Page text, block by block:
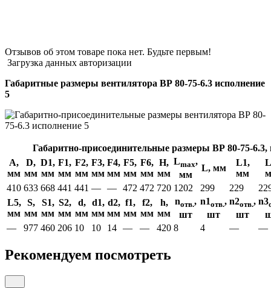
Отзывов об этом товаре пока нет. Будьте первым!
Загрузка данных авторизации
Габаритные размеры вентилятора ВР 80-75-6.3 исполнение
5
Габаритно-присоединительные размеры ВР 80-75-6.3,
А,
мм
D,
мм
D1,
мм
F1,
мм
F2,
мм
F3,
мм
F4,
мм
F5,
мм
F6,
мм
H,
мм
Lmax,
мм
L, мм
L1,
мм
410 633 668 441 441 — — 472 472 720 1202 299 229
L5,
мм
S,
мм
S1,
мм
S2,
мм
d,
мм
d1,
мм
d2,
мм
f1,
мм
f2,
мм
h,
мм
nотв.,
шт
n1отв.,
шт
n2отв.,
шт
n3
—
977 460 206 10 10 14 — — 420 8 4 — —
Рекомендуем посмотреть